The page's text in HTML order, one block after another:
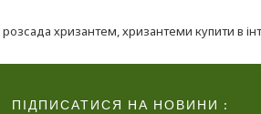
розсада хризантем,хризантеми купити в
ПІДПИСАТИСЯ НА НОВИНИ :